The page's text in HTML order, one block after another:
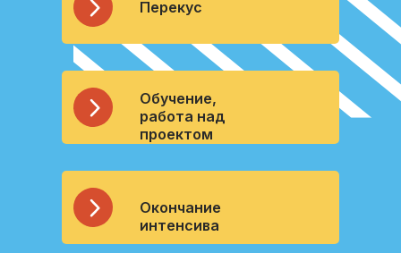
Окончание
интенсива
Перекус
Обучение,
работа над
проектом